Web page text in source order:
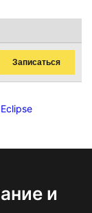
Записаться
и